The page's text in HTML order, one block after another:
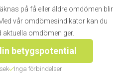
på få eller äldre omdömen blir
vår omdömesindikator kan du
aktuella omdömen ger.
betygspotential
Inga förbindelser